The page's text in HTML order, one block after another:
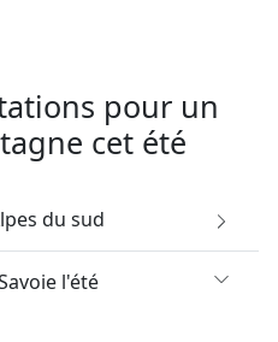
pour un
cet été
du sud
l'été